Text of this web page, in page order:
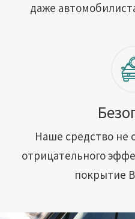
даже
Наше средство не
отрицательного
покрытие